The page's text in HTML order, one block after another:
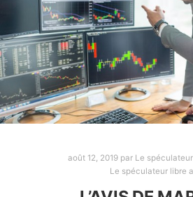
août 12, 2019par Le
Le spéculateur libre